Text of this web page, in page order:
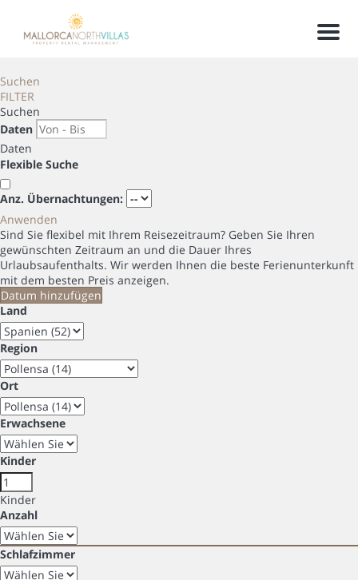
Menu
Suchen
FILTER
Suchen
Daten
Daten
Flexible Suche
Anz. Übernachtungen:
Anwenden
Sind Sie flexibel mit Ihrem Reisezeitraum? Geben Sie Ihren
gewünschten Zeitraum an und die Dauer Ihres
Urlaubsaufenthalts. Wir werden Ihnen die beste Ferienunterkunft
mit dem besten Preis anzeigen.
Datum hinzufügen
Land
Region
Ort
Erwachsene
Kinder
Kinder
Anzahl
Schlafzimmer